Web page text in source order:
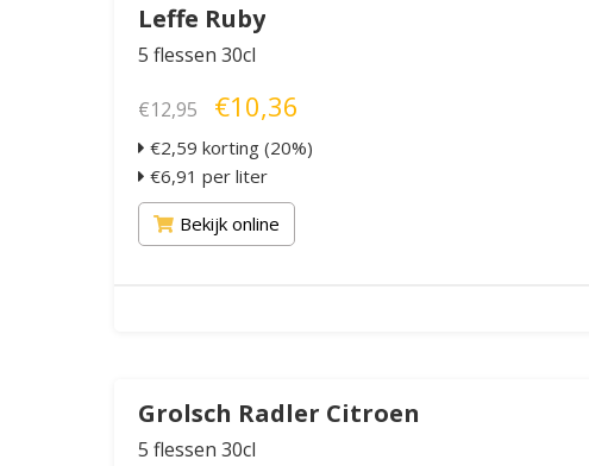
Leffe Ruby
5 flessen 30cl
€12,95 €10,36
€2,59 korting (20%)
€6,91 per liter
Bekijk online
Grolsch Radler Citroen
5 flessen 30cl